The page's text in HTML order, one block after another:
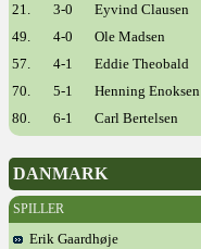
21.
3-0
Eyvind Clausen
49.
4-0
Ole Madsen
57.
4-1
Eddie Theobald
70.
5-1
Henning Enoksen
80.
6-1 Carl Bertelsen
DANMARK
SPILLER
Erik Gaardhøje